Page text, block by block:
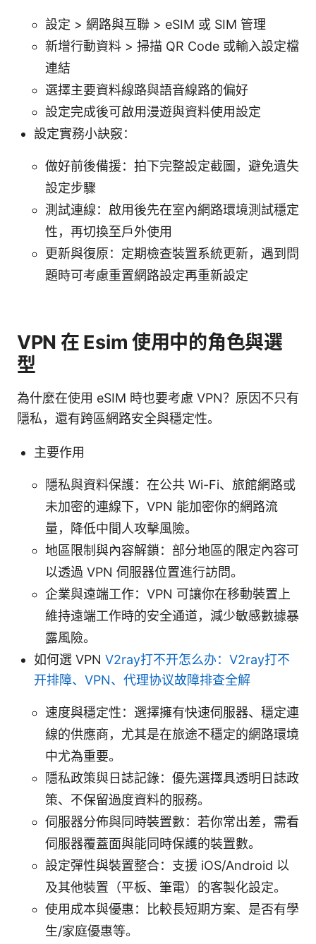
設定 > 網路與互聯 > eSIM 或 SIM 管理
新增行動資料 > 掃描 QR Code 或輸入設定檔
連結
選擇主要資料線路與語音線路的偏好
設定完成後可啟用漫遊與資料使用設定
設定實務小訣竅：
做好前後備援：拍下完整設定截圖，避免遺失
設定步驟
測試連線：啟用後先在室內網路環境測試穩定
性，再切換至戶外使用
更新與復原：定期檢查裝置系統更新，遇到問
題時可考慮重置網路設定再重新設定
VPN 在 Esim 使用中的角色與選
型
為什麼在使用 eSIM 時也要考慮 VPN？原因不只有
隱私，還有跨區網路安全與穩定性。
主要作用
隱私與資料保護：在公共 Wi-Fi、旅館網路或
未加密的連線下，VPN 能加密你的網路流
量，降低中間人攻擊風險。
地區限制與內容解鎖：部分地區的限定內容可
以透過 VPN 伺服器位置進行訪問。
企業與遠端工作：VPN 可讓你在移動裝置上
維持遠端工作時的安全通道，減少敏感數據暴
露風險。
如何選 VPN V2ray打不开怎么办：V2ray打不
开排障、VPN、代理协议故障排查全解
速度與穩定性：選擇擁有快速伺服器、穩定連
線的供應商，尤其是在旅途不穩定的網路環境
中尤為重要。
隱私政策與日誌記錄：優先選擇具透明日誌政
策、不保留過度資料的服務。
伺服器分佈與同時裝置數：若你常出差，需看
伺服器覆蓋面與能同時保護的裝置數。
設定彈性與裝置整合：支援 iOS/Android 以
及其他裝置（平板、筆電）的客製化設定。
使用成本與優惠：比較長短期方案、是否有學
生/家庭優惠等。